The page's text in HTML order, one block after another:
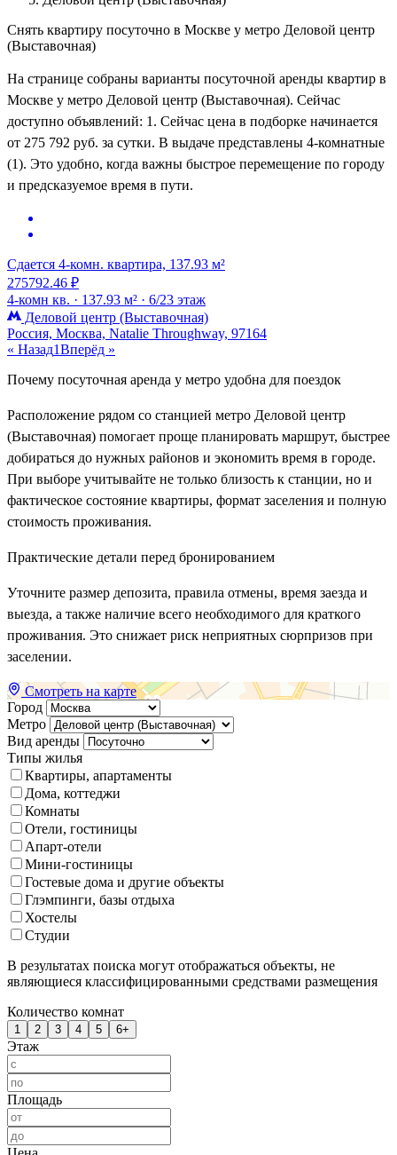
Снять квартиру посуточно в Москве у метро Деловой центр
(Выставочная)
На странице собраны варианты посуточной аренды квартир в
Москве у метро Деловой центр (Выставочная). Сейчас
доступно объявлений: 1. Сейчас цена в подборке начинается
от 275 792 руб. за сутки. В выдаче представлены 4-комнатные
(1). Это удобно, когда важны быстрое перемещение по городу
и предсказуемое время в пути.
Сдается 4-комн. квартира, 137.93 м²
275792.46 ₽
4-комн кв. · 137.93 м² · 6/23 этаж
Деловой центр (Выставочная)
Россия, Москва, Natalie Throughway, 97164
« Назад1Вперёд »
Почему посуточная аренда у метро удобна для поездок
Расположение рядом со станцией метро Деловой центр
(Выставочная) помогает проще планировать маршрут, быстрее
добираться до нужных районов и экономить время в городе.
При выборе учитывайте не только близость к станции, но и
фактическое состояние квартиры, формат заселения и полную
стоимость проживания.
Практические детали перед бронированием
Уточните размер депозита, правила отмены, время заезда и
выезда, а также наличие всего необходимого для краткого
проживания. Это снижает риск неприятных сюрпризов при
заселении.
Смотреть на карте
Город
Метро
Вид аренды
Типы жилья
Квартиры, апартаменты
Дома, коттеджи
Комнаты
Отели, гостиницы
Апарт-отели
Мини-гостиницы
Гостевые дома и другие объекты
Глэмпинги, базы отдыха
Хостелы
Студии
В результатах поиска могут отображаться объекты, не
являющиеся классифицированными средствами размещения
Количество комнат
1 2 3 4 5 6+
Этаж
Площадь